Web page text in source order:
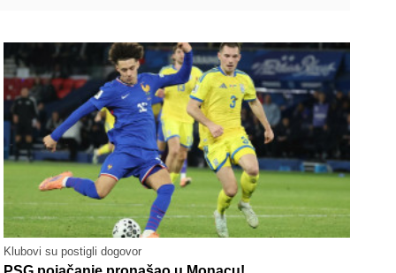
Klubovi su postigli dogovor